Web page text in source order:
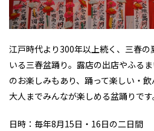
江戸時代より300年以上続く、三春
いる三春盆踊り。露店の出店やふる
のお楽しみもあり、踊って楽しい・
大人までみんなが楽しめる盆踊りです
日時：毎年8月15日・16日の二日間